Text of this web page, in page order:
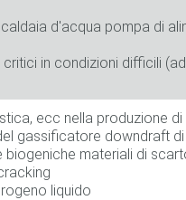
d'acqua pompa di
in condizioni difficili
ecc nella produzione
gassificatore downdraft
biogeniche materiali di
liquido